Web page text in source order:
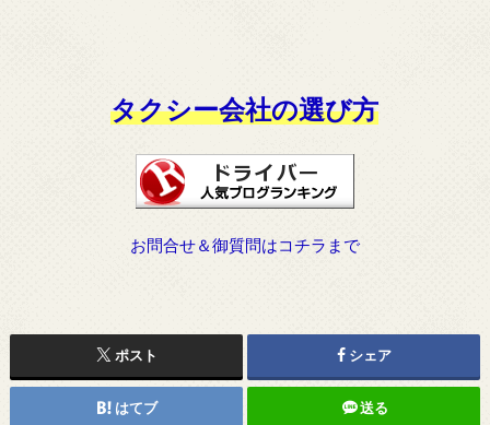
タクシー会社の選び方
お問合せ＆御質問はコチラまで
ポスト シェア
はてブ 送る